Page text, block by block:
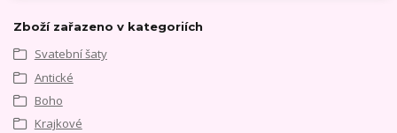
Zboží zařazeno v kategoriích
Svatební šaty
Antické
Boho
Krajkové